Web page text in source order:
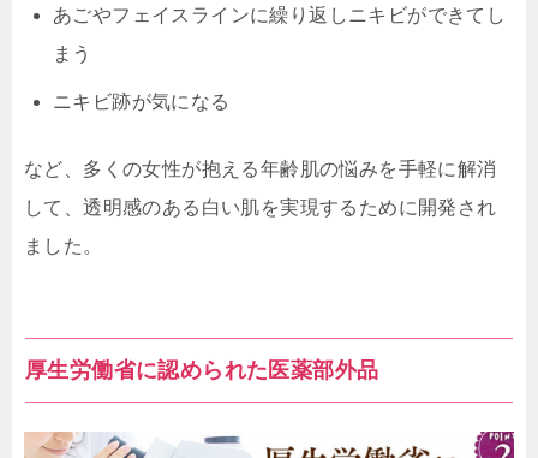
あごやフェイスラインに繰り返しニキビができてし
まう
ニキビ跡が気になる
など、多くの女性が抱える年齢肌の悩みを手軽に解消
して、透明感のある白い肌を実現するために開発され
ました。
厚生労働省に認められた医薬部外品